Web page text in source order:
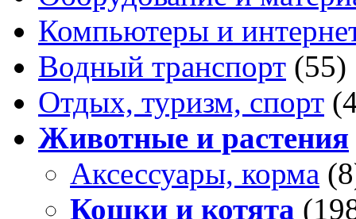
Компьютеры и
Водный транспорт (55)
Отдых, туризм, спорт
Животные и растения
Аксессуары, корма
Кошки и котята